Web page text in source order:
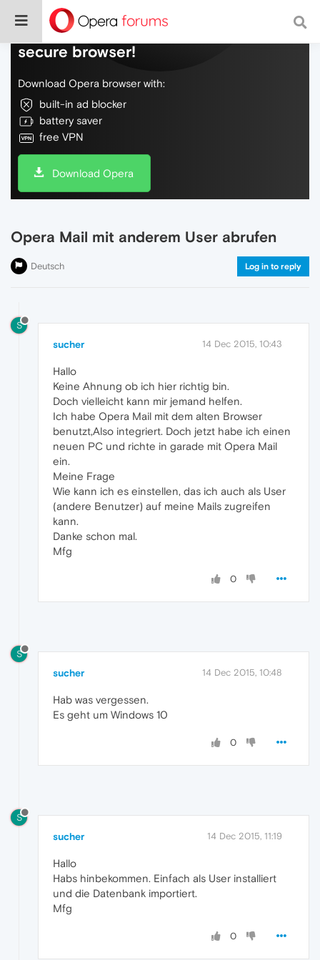
Do more on the web, with a fast and
secure browser!
Download Opera browser with:
built-in ad blocker
battery saver
free VPN
Download Opera
Opera Mail mit anderem User abrufen
Deutsch Log in to reply
S
sucher 14 Dec 2015, 10:43
Hallo
Keine Ahnung ob ich hier richtig bin.
Doch vielleicht kann mir jemand helfen.
Ich habe Opera Mail mit dem alten Browser
benutzt,Also integriert. Doch jetzt habe ich einen
neuen PC und richte in garade mit Opera Mail
ein.
Meine Frage
Wie kann ich es einstellen, das ich auch als User
(andere Benutzer) auf meine Mails zugreifen
kann.
Danke schon mal.
Mfg
0
S
sucher 14 Dec 2015, 10:48
Hab was vergessen.
Es geht um Windows 10
0
S
sucher 14 Dec 2015, 11:19
Hallo
Habs hinbekommen. Einfach als User installiert
und die Datenbank importiert.
Mfg
0